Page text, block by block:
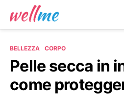
BELLEZZA CORPO
Pelle secca in
come